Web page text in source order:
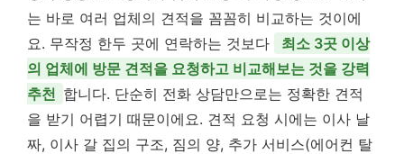
는 바로 여러 업체의 견적을 꼼꼼히 비교하는 것이에
요. 무작정 한두 곳에 연락하는 것보다
최소 3곳 이상
의 업체에 방문 견적을 요청하고 비교해보는 것을 강력
추천 합니다. 단순히 전화 상담만으로는 정확한 견적
을 받기 어렵기 때문이에요. 견적 요청 시에는 이사 날
짜, 이사 갈 집의 구조, 짐의 양, 추가 서비스(에어컨 탈